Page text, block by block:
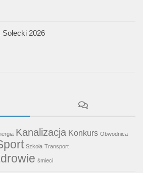
2026
Kanalizacja Konkurs Obwodnica
Szkoła Transport
śmieci